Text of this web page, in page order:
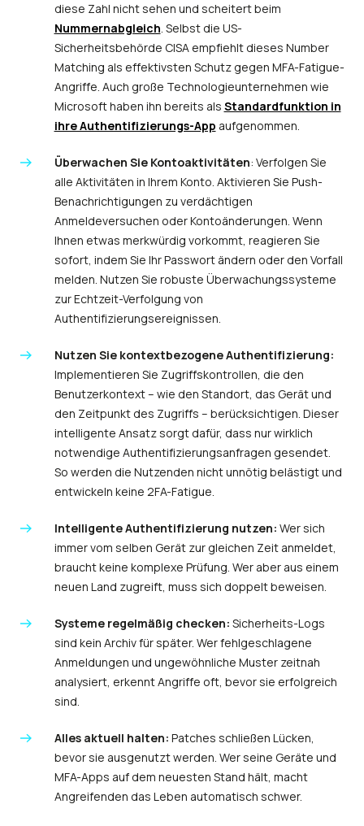
diese Zahl nicht sehen und scheitert beim
Nummernabgleich. Selbst die US-
Sicherheitsbehörde CISA empfiehlt dieses Number
Matching als effektivsten Schutz gegen MFA-Fatigue-
Angriffe. Auch große Technologieunternehmen wie
Microsoft haben ihn bereits als Standardfunktion in
ihre Authentifizierungs-App aufgenommen.
Überwachen Sie Kontoaktivitäten: Verfolgen Sie
alle Aktivitäten in Ihrem Konto. Aktivieren Sie Push-
Benachrichtigungen zu verdächtigen
Anmeldeversuchen oder Kontoänderungen. Wenn
Ihnen etwas merkwürdig vorkommt, reagieren Sie
sofort, indem Sie Ihr Passwort ändern oder den Vorfall
melden. Nutzen Sie robuste Überwachungssysteme
zur Echtzeit-Verfolgung von
Authentifizierungsereignissen.
Nutzen Sie kontextbezogene Authentifizierung:
Implementieren Sie Zugriffskontrollen, die den
Benutzerkontext – wie den Standort, das Gerät und
den Zeitpunkt des Zugriffs – berücksichtigen. Dieser
intelligente Ansatz sorgt dafür, dass nur wirklich
notwendige Authentifizierungsanfragen gesendet.
So werden die Nutzenden nicht unnötig belästigt und
entwickeln keine 2FA-Fatigue.
Intelligente Authentifizierung nutzen: Wer sich
immer vom selben Gerät zur gleichen Zeit anmeldet,
braucht keine komplexe Prüfung. Wer aber aus einem
neuen Land zugreift, muss sich doppelt beweisen.
Systeme regelmäßig checken: Sicherheits-Logs
sind kein Archiv für später. Wer fehlgeschlagene
Anmeldungen und ungewöhnliche Muster zeitnah
analysiert, erkennt Angriffe oft, bevor sie erfolgreich
sind.
Alles aktuell halten: Patches schließen Lücken,
bevor sie ausgenutzt werden. Wer seine Geräte und
MFA-Apps auf dem neuesten Stand hält, macht
Angreifenden das Leben automatisch schwer.